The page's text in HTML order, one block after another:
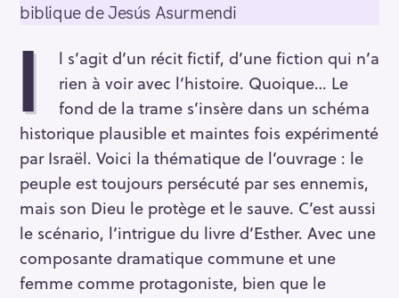
biblique de Jesús Asurmendi
I
l s’agit d’un récit fictif, d’une fiction qui n’a
rien à voir avec l’histoire. Quoique… Le
fond de la trame s’insère dans un schéma
historique plausible et maintes fois expérimenté
par Israël. Voici la thématique de l’ouvrage : le
peuple est toujours persécuté par ses ennemis,
mais son Dieu le protège et le sauve. C’est aussi
le scénario, l’intrigue du livre d’Esther. Avec une
composante dramatique commune et une
femme comme protagoniste, bien que le